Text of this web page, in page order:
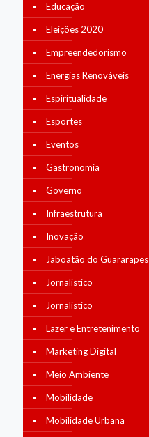
Educação
Eleições 2020
Empreendedorismo
Energias Renováveis
Espiritualidade
Esportes
Eventos
Gastronomia
Governo
Infraestrutura
Inovação
Jaboatão do Guararapes
Jornalístico
Jornalístico
Lazer e Entretenimento
Marketing Digital
Meio Ambiente
Mobilidade
Mobilidade Urbana